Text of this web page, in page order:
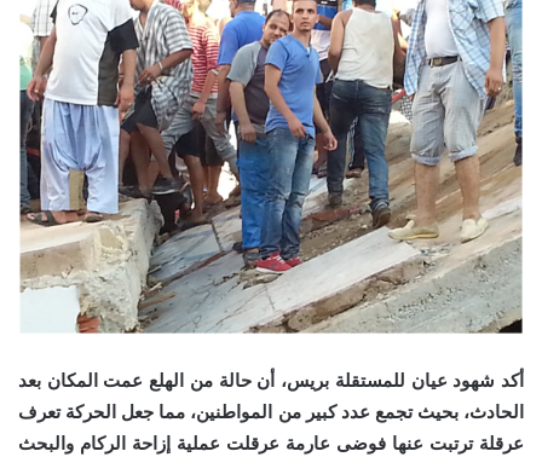
أكد شهود عيان للمستقلة بريس، أن حالة من الهلع عمت المكان بعد
الحادث، بحيث تجمع عدد كبير من المواطنين، مما جعل الحركة تعرف
عرقلة ترتبت عنها فوضى عارمة عرقلت عملية إزاحة الركام والبحث